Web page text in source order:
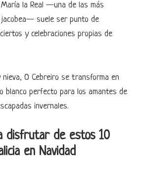
la Real —una de las más
suele ser punto de
y celebraciones propias de
O Cebreiro se transforma en
blanco perfecto para los amantes de
invernales.
disfrutar de estos 10
en Navidad